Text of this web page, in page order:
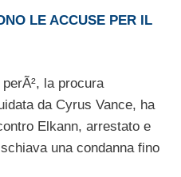
LE ACCUSE PER IL
la procura
da Cyrus Vance, ha
Elkann, arrestato e
una condanna fino